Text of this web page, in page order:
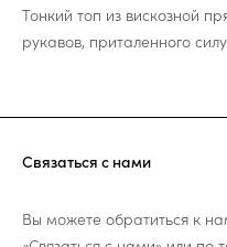
Тонкий топ из вискозной
рукавов, приталенного
Связаться с нами
Вы можете обратиться к